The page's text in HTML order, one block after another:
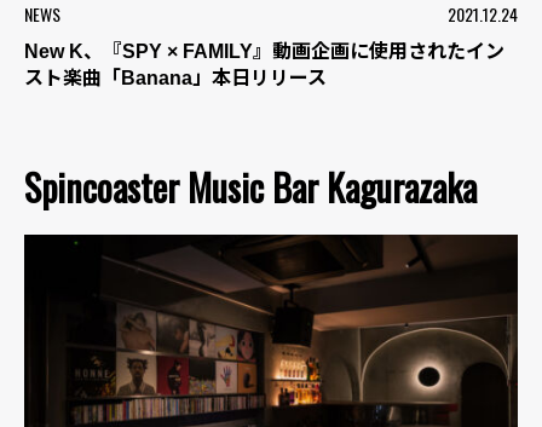
NEWS 2021.12.24
New K、『SPY × FAMILY』動画企画に使用されたイン
スト楽曲「Banana」本日リリース
Spincoaster Music Bar Kagurazaka